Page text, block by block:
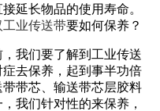
延长物品的使用寿命。
工业传送带要如何保养？
我们要了解到工业传送
去保养，起到事半功倍
带芯、输送带芯层胶料
我们针对性的来保养，